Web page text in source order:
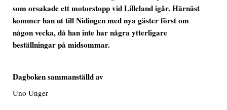
som orsakade ett motorstopp vid Lilleland igår. Härnäst
kommer han ut till Nidingen med nya gäster först om
någon vecka, då han inte har några ytterligare
beställningar på midsommar.
Dagboken sammanställd av
Uno Unger